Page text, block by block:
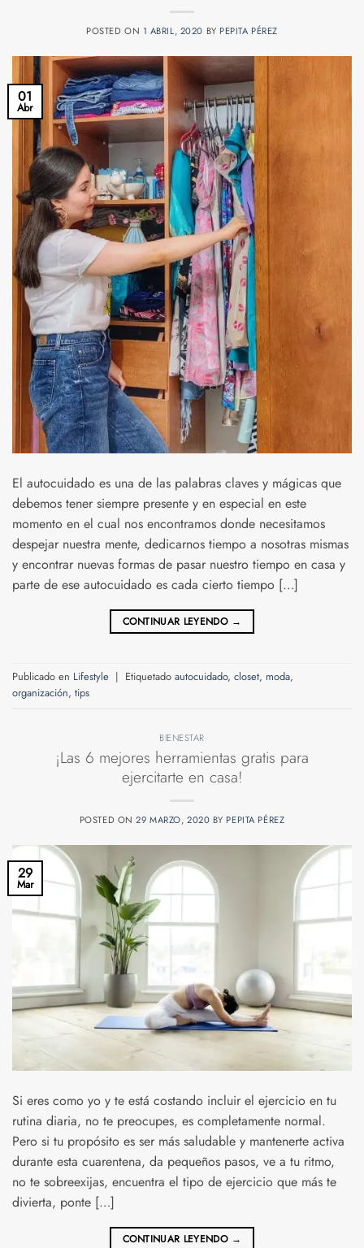
POSTED ON 1 ABRIL, 2020 BY PEPITA PÉREZ
01
Abr
El autocuidado es una de las palabras claves y mágicas que
debemos tener siempre presente y en especial en este
momento en el cual nos encontramos donde necesitamos
despejar nuestra mente, dedicarnos tiempo a nosotras mismas
y encontrar nuevas formas de pasar nuestro tiempo en casa y
parte de ese autocuidado es cada cierto tiempo […]
CONTINUAR LEYENDO →
Publicado en Lifestyle | Etiquetado autocuidado, closet, moda,
organización, tips
BIENESTAR
¡Las 6 mejores herramientas gratis para
ejercitarte en casa!
POSTED ON29 MARZO, 2020 BY PEPITA PÉREZ
29
Mar
Si eres como yo y te está costando incluir el ejercicio en tu
rutina diaria, no te preocupes, es completamente normal.
Pero si tu propósito es ser más saludable y mantenerte activa
durante esta cuarentena, da pequeños pasos, ve a tu ritmo,
no te sobreexijas, encuentra el tipo de ejercicio que más te
divierta, ponte […]
CONTINUAR LEYENDO →